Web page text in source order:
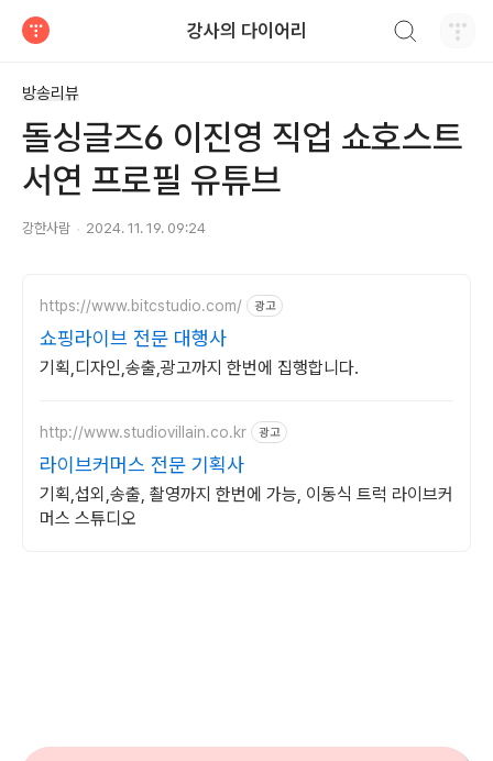
강사의 다이어리
방송리뷰
돌싱글즈6 이진영 직업 쇼호스트
서연 프로필 유튜브
강한사람 2024. 11. 19. 09:24
https://www.bitcstudio.com/ 광고
쇼핑라이브 전문 대행사
기획,디자인,송출,광고까지 한번에 집행합니다.
http://www.studiovillain.co.kr 광고
라이브커머스 전문 기획사
기획,섭외,송출, 촬영까지 한번에 가능, 이동식 트럭 라이브커
머스 스튜디오